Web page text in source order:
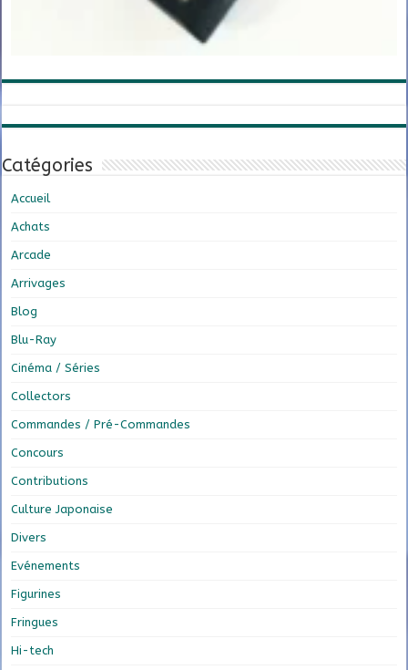
Catégories
Accueil
Achats
Arcade
Arrivages
Blog
Blu-Ray
Cinéma / Séries
Collectors
Commandes / Pré-Commandes
Concours
Contributions
Culture Japonaise
Divers
Evénements
Figurines
Fringues
Hi-tech